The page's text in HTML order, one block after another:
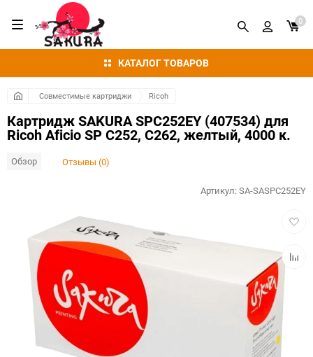
КАТАЛОГ ТОВАРОВ
0
Совместимые картриджи Ricoh
Картридж SAKURA SPC252EY (407534) для
Ricoh Aficio SP C252, C262, желтый, 4000 к.
Обзор Отзывы (0)
к
Артикул:SA-SASPC252EY